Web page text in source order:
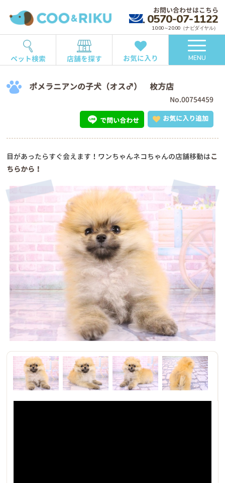
お問い合わせはこちら
0570-07-1122
10:00～20:00（ナビダイヤル）
ペット検索 店舗を探す お気に入り MENU
ポメラニアンの子犬（オス♂） 枚方店
No.00754459
お気に入り追加
で問い合わせ
目があったらすぐ会えます！ワンちゃんネコちゃんの店舗移動はこ
ちらから！